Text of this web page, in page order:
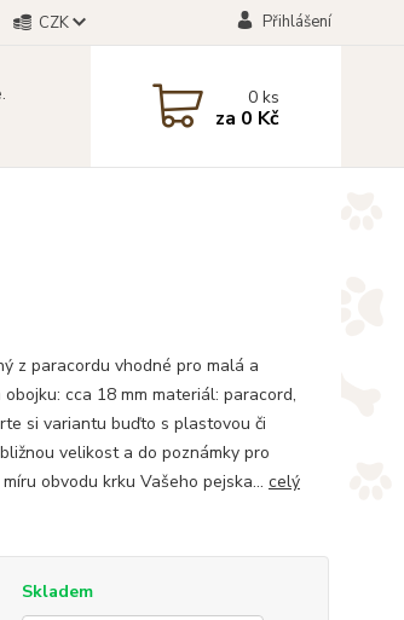
CZK Přihlášení
0ks
za 0 Kč
z paracordu vhodné pro malá a
cca 18 mm materiál: paracord,
si variantu buďto s plastovou či
velikost a do poznámky pro
obvodu krku Vašeho pejska... celý
Skladem